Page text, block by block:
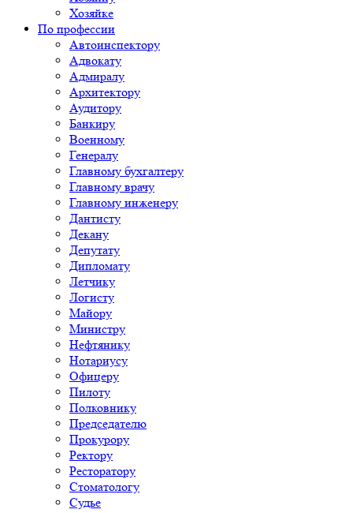
Хозяйке
По профессии
Автоинспектору
Адвокату
Адмиралу
Архитектору
Аудитору
Банкиру
Военному
Генералу
Главному бухгалтеру
Главному врачу
Главному инженеру
Дантисту
Декану
Депутату
Дипломату
Летчику
Логисту
Майору
Министру
Нефтянику
Нотариусу
Офицеру
Пилоту
Полковнику
Председателю
Прокурору
Ректору
Ресторатору
Стоматологу
Судье